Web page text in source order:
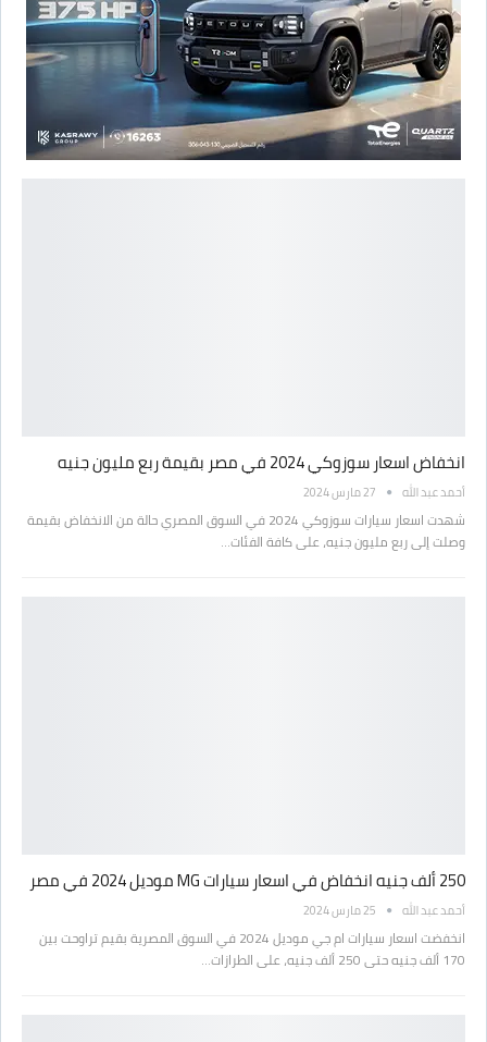
انخفاض اسعار سوزوكي 2024 في مصر بقيمة ربع مليون جنيه
أحمد عبد الله 27 مارس 2024
شهدت اسعار سيارات سوزوكي 2024 في السوق المصري حالة من الانخفاض بقيمة
وصلت إلى ربع مليون جنيه، على كافة الفئات…
250 ألف جنيه انخفاض في اسعار سيارات MG موديل 2024 في مصر
أحمد عبد الله 25 مارس 2024
انخفضت اسعار سيارات ام جي موديل 2024 في السوق المصرية بقيم تراوحت بين
170 ألف جنيه حتى 250 ألف جنيه، على الطرازات…